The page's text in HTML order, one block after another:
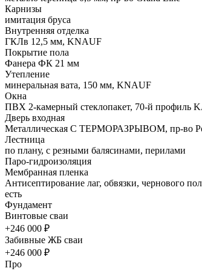
Карнизы
имитация бруса
Внутренняя отделка
ГКЛв 12,5 мм, KNAUF
Покрытие пола
Фанера ФК 21 мм
Утепление
минеральная вата, 150 мм, KNAUF
Окна
ПВХ 2-камерный стеклопакет, 70-й
Дверь входная
Металлическая С ТЕРМОРАЗРЫВОМ, пр-во
Лестница
по плану, с резными балясинами, перилами
Паро-гидроизоляция
Мембранная пленка
Антисептирование лаг, обвязки, чернового
есть
Фундамент
Винтовые сваи
+246 000 ₽
Забивные ЖБ сваи
+246 000 ₽
Про